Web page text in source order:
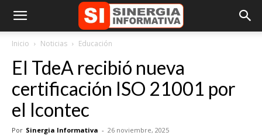
Inicio Noticias Educación
El TdeA recibió nueva
certificación ISO 21001 por
el Icontec
Por Sinergia Informativa - 26 noviembre, 2025